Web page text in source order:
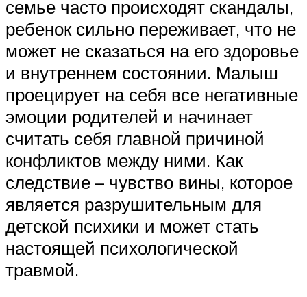
семье часто происходят скандалы,
ребенок сильно переживает, что не
может не сказаться на его здоровье
и внутреннем состоянии. Малыш
проецирует на себя все негативные
эмоции родителей и начинает
считать себя главной причиной
конфликтов между ними. Как
следствие – чувство вины, которое
является разрушительным для
детской психики и может стать
настоящей психологической
травмой.